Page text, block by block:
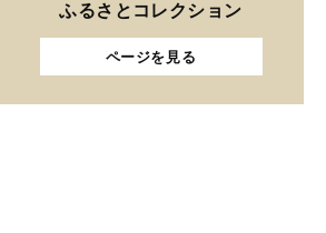
ふるさとコレクション
ページを見る